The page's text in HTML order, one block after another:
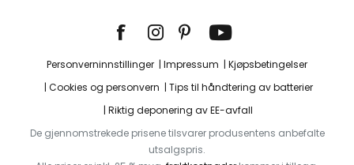
Personverninnstillinger Impressum
Kjøpsbetingelser
Cookies og personvern
Tips til håndtering av batterier
Riktig deponering av EE-avfall
De gjennomstrekede prisene tilsvarer produsentens anbefalte
utsalgspris.